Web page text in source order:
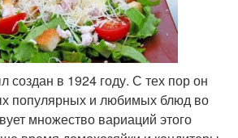
создан в 1924 году. С тех пор он
популярных и любимых блюд во
множество вариаций этого